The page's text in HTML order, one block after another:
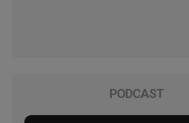
PODCAST